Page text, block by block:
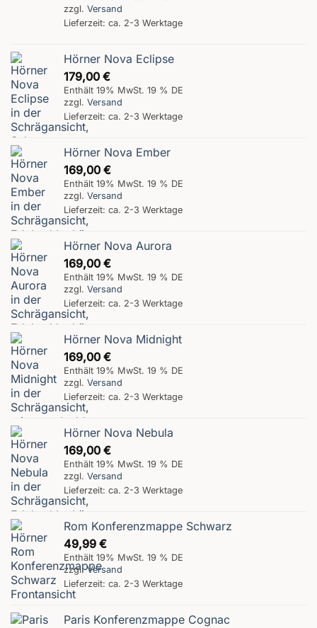
zzgl. Versand
Lieferzeit: ca. 2-3 Werktage
Hörner Nova Eclipse
179,00 €
Enthält 19% MwSt. 19 % DE
zzgl. Versand
Lieferzeit: ca. 2-3 Werktage
Hörner Nova Ember
169,00 €
Enthält 19% MwSt. 19 % DE
zzgl. Versand
Lieferzeit: ca. 2-3 Werktage
Hörner Nova Aurora
169,00 €
Enthält 19% MwSt. 19 % DE
zzgl. Versand
Lieferzeit: ca. 2-3 Werktage
Hörner Nova Midnight
169,00 €
Enthält 19% MwSt. 19 % DE
zzgl. Versand
Lieferzeit: ca. 2-3 Werktage
Hörner Nova Nebula
169,00 €
Enthält 19% MwSt. 19 % DE
zzgl. Versand
Lieferzeit: ca. 2-3 Werktage
Rom Konferenzmappe Schwarz
49,99 €
Enthält 19% MwSt. 19 % DE
zzgl.Versand
Lieferzeit: ca. 2-3 Werktage
Paris Konferenzmappe Cognac